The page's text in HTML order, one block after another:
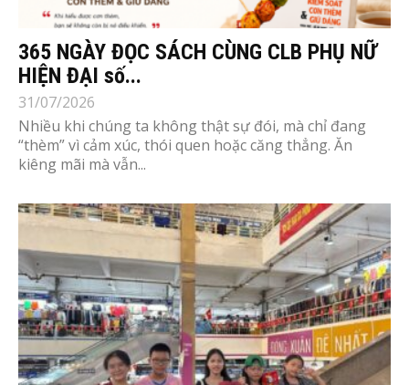
365 NGÀY ĐỌC SÁCH CÙNG CLB PHỤ NỮ
HIỆN ĐẠI số...
31/07/2026
Nhiều khi chúng ta không thật sự đói, mà chỉ đang
“thèm” vì cảm xúc, thói quen hoặc căng thẳng. Ăn
kiêng mãi mà vẫn...